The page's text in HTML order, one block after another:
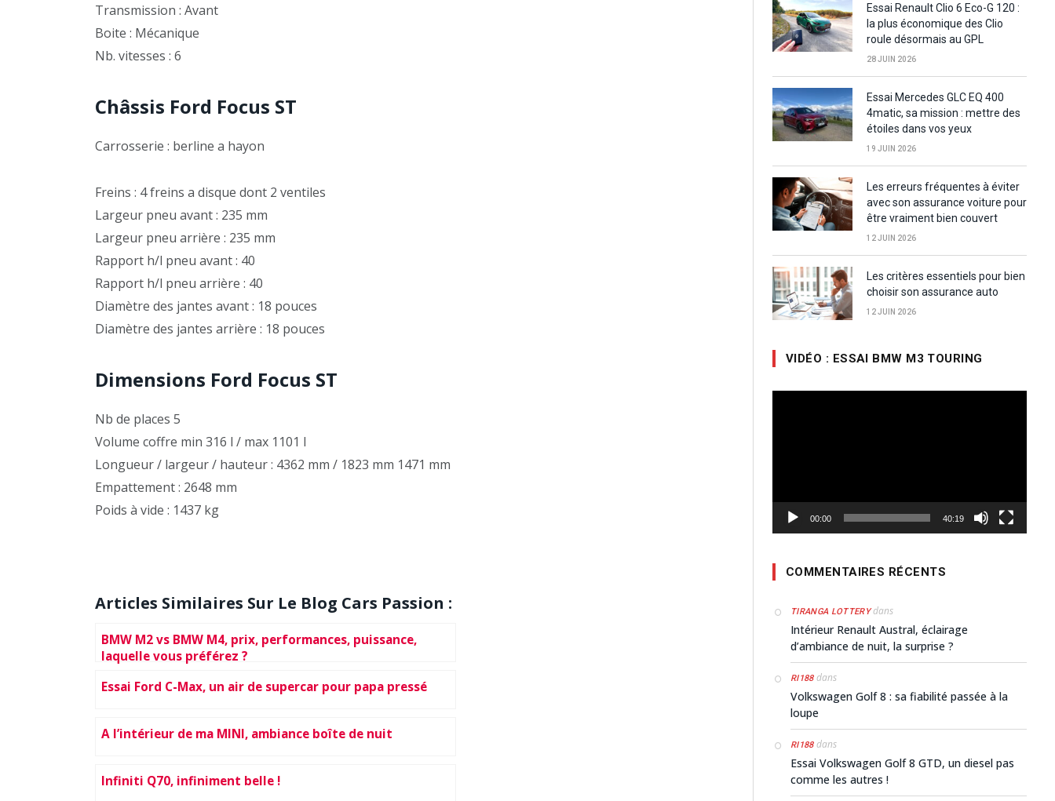
Transmission : Avant
Boite : Mécanique
Nb. vitesses : 6
Châssis Ford Focus ST
Carrosserie : berline a hayon
Freins : 4 freins a disque dont 2 ventiles
Largeur pneu avant : 235 mm
Largeur pneu arrière : 235 mm
Rapport h/l pneu avant : 40
Rapport h/l pneu arrière : 40
Diamètre des jantes avant : 18 pouces
Diamètre des jantes arrière : 18 pouces
Dimensions Ford Focus ST
Nb de places 5
Volume coffre min 316 l / max 1101 l
Longueur / largeur / hauteur : 4362 mm / 1823 mm 1471 mm
Empattement : 2648 mm
Poids à vide : 1437 kg
Articles Similaires Sur Le Blog Cars Passion :
BMW M2 vs BMW M4, prix, performances, puissance,
laquelle vous préférez ?
Essai Ford C-Max, un air de supercar pour papa pressé
A l’intérieur de ma MINI, ambiance boîte de nuit
Infiniti Q70, infiniment belle !
Essai Renault Clio 6 Eco-G 120 :
la plus économique des Clio
roule désormais au GPL
28 JUIN 2026
Essai Mercedes GLC EQ 400
4matic, sa mission : mettre des
étoiles dans vos yeux
19 JUIN 2026
Les erreurs fréquentes à éviter
avec son assurance voiture pour
être vraiment bien couvert
12 JUIN 2026
Les critères essentiels pour bien
choisir son assurance auto
12 JUIN 2026
VIDÉO : ESSAI BMW M3 TOURING
00:00 40:19
COMMENTAIRES RÉCENTS
TIRANGA LOTTERYdans
Intérieur Renault Austral, éclairage
d’ambiance de nuit, la surprise ?
RI188dans
Volkswagen Golf 8 : sa fiabilité passée à la
loupe
RI188dans
Essai Volkswagen Golf 8 GTD, un diesel pas
comme les autres !